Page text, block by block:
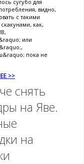
сугубо для
видно,
с такими
как,
или
пока не
>>
снять
на Яве.
на